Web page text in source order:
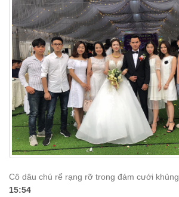
Cô dâu chú rể rạng rỡ trong đám cưới khủng
15:54